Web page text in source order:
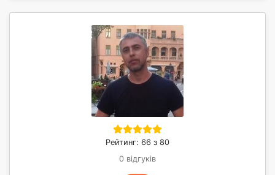
Рейтинг: 66 з 80
0 відгуків